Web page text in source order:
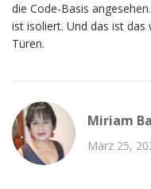
die Code-Basis
ist isoliert. Und das ist das
Türen.
Miriam
März 25,